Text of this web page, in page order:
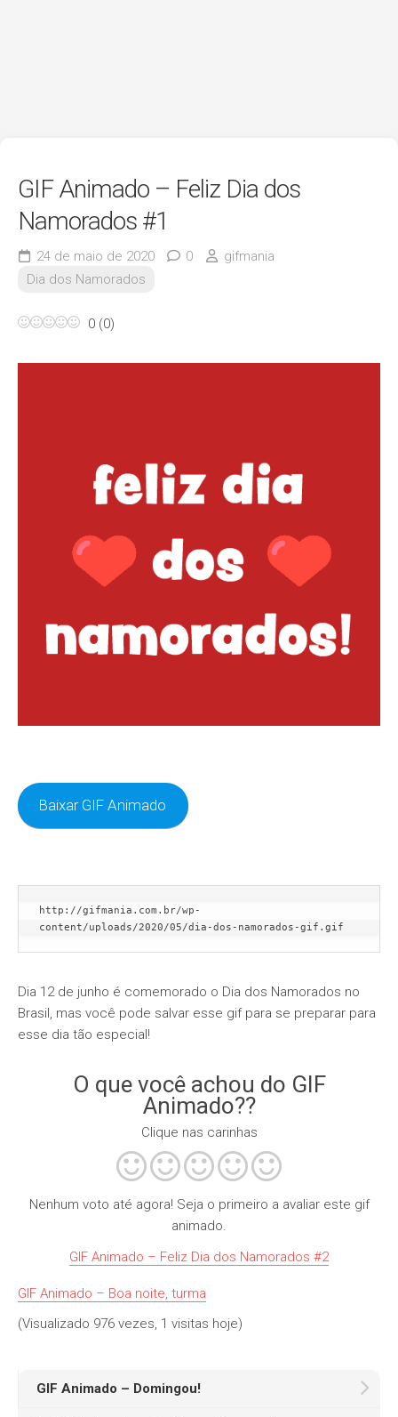
GIF Animado – Feliz Dia dos
Namorados #1
24 de maio de 2020 0
gifmania
Dia dos Namorados
0 (0)
Baixar GIF Animado
http://gifmania.com.br/wp-
content/uploads/2020/05/dia-dos-namorados-gif.gif
Dia 12 de junho é comemorado o Dia dos Namorados no
Brasil, mas você pode salvar esse gif para se preparar para
esse dia tão especial!
O que você achou do GIF
Animado??
Clique nas carinhas
Nenhum voto até agora! Seja o primeiro a avaliar este gif
animado.
GIF Animado – Feliz Dia dos Namorados #2
GIF Animado – Boa noite, turma
(Visualizado 976 vezes, 1 visitas hoje)
GIF Animado – Domingou!